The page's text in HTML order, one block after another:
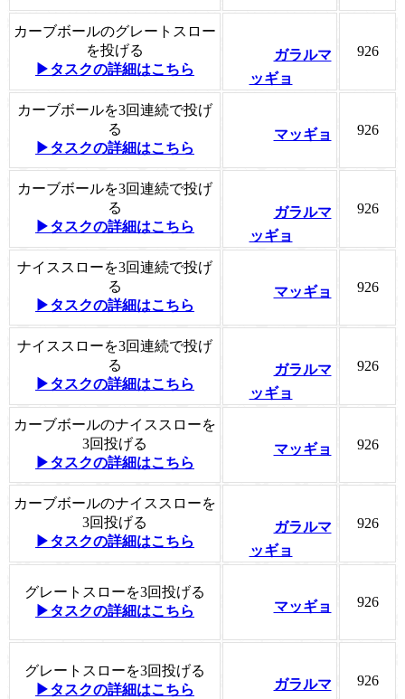
カーブボールのグレートスロー
を投げる
▶タスクの詳細はこちら
ガラルマ
ッギョ
926
カーブボールを3回連続で投げ
る
▶タスクの詳細はこちら
マッギョ 926
カーブボールを3回連続で投げ
る
▶タスクの詳細はこちら
ガラルマ
ッギョ
926
ナイススローを3回連続で投げ
る
▶タスクの詳細はこちら
マッギョ 926
ナイススローを3回連続で投げ
る
▶タスクの詳細はこちら
ガラルマ
ッギョ
926
カーブボールのナイススローを
3回投げる
▶タスクの詳細はこちら
マッギョ 926
カーブボールのナイススローを
3回投げる
▶タスクの詳細はこちら
ガラルマ
ッギョ
926
グレートスローを3回投げる
▶タスクの詳細はこちら
マッギョ 926
グレートスローを3回投げる
▶タスクの詳細はこちら
ガラルマ
926